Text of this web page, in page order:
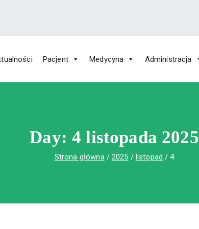
Św. Rafała w Czerwonej Górze
Rafała w Czerwonej Górze
Pacjent Medycyna Administracja
Day:4 listopada 2025
Strona główna 2025 listopad 4